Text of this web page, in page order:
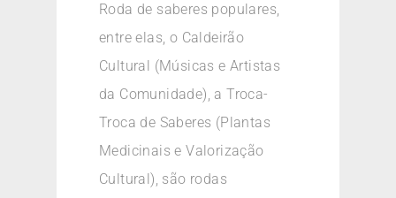
Roda de saberes populares,
entre elas, o Caldeirão
Cultural (Músicas e Artistas
da Comunidade), a Troca-
Troca de Saberes (Plantas
Medicinais e Valorização
Cultural), são rodas